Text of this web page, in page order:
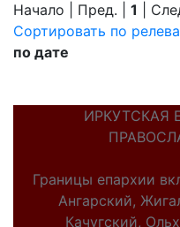
Начало | Пред. | 1 |
Сортировать по
по дате
ИРКУТСКАЯ
Границы епархии
Ангарский,
Качугский,